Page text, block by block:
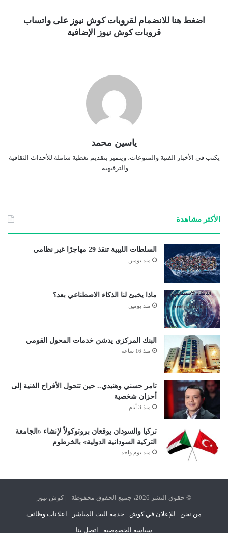
اضغط هنا للانضمام لقروبات كوش نيوز على واتساب
قروبات كوش نيوز الإضافية
ياسين محمد
يكتب في الأخبار الفنية والمنوعات، ويتميز بتقديم تغطية شاملة للأحداث الثقافية
والترفيهية.
الأكثر مشاهدة
السلطات الليبية تنقذ 29 مهاجرًا غير نظامي
منذ يومين
ماذا يخبئ لنا الذكاء الاصطناعي بعد؟
منذ يومين
البنك المركزي يدشن خدمات المحول القومي
منذ 16 ساعة
تامر حسني وهنيدي.. حين تتحول الأفراح الفنية إلى
أحزان شخصية
منذ 3 أيام
تركيا والسودان يوقعان بروتوكولاً لإنشاء «الجامعة
التركية السودانية الدولية» بالخرطوم
منذ يوم واحد
© حقوق النشر 2026، جميع الحقوق محفوظة | كوش نيوز
من نحن للإعلان في كوش خدمة البث المباشر اعلانات وظائف
سياسة الخصوصية اتصل بنا